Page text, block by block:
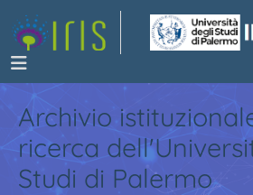
Archivio
ricerca
Studi di Palermo